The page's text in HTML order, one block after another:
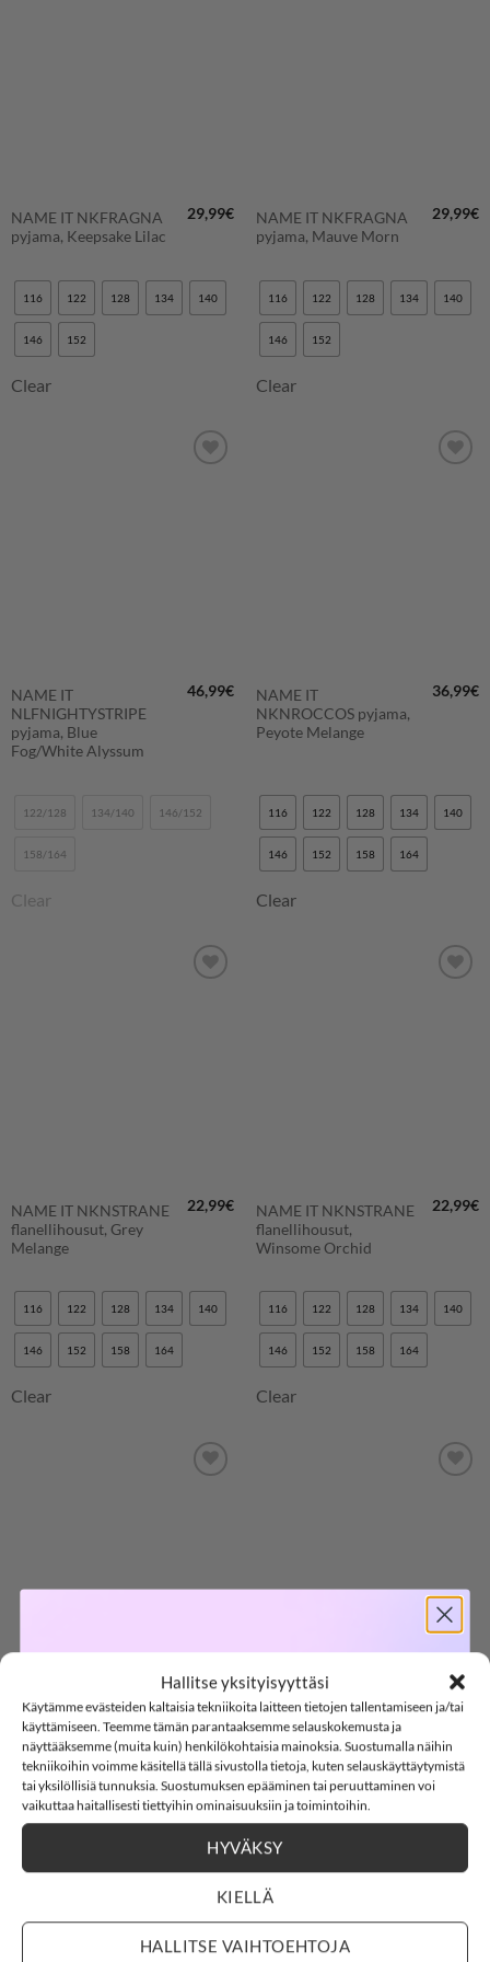
Hallitse yksityisyyttäsi
Käytämme evästeiden kaltaisia tekniikoita laitteen tietojen tallentamiseen ja/tai
käyttämiseen. Teemme tämän parantaaksemme selauskokemusta ja
näyttääksemme (muita kuin) henkilökohtaisia mainoksia. Suostumalla näihin
tekniikoihin voimme käsitellä tällä sivustolla tietoja, kuten selauskäyttäytymistä
tai yksilöllisiä tunnuksia. Suostumuksen epääminen tai peruuttaminen voi
vaikuttaa haitallisesti tiettyihin ominaisuuksiin ja toimintoihin.
HYVÄKSY
KIELLÄ
HALLITSE VAIHTOEHTOJA
NAME IT NKFRAGNA
pyjama, Keepsake Lilac
29,99€
116 122 128 134 140
146 152
Clear
NAME IT NKFRAGNA
pyjama, Mauve Morn
29,99€
116 122 128 134 140
146 152
Clear
NAME IT
NLFNIGHTYSTRIPE
pyjama, Blue
Fog/White Alyssum
46,99€
122/128 134/140 146/152
158/164
Clear
NAME IT
NKNROCCOS pyjama,
Peyote Melange
36,99€
116 122 128 134 140
146 152 158 164
Clear
NAME IT NKNSTRANE
flanellihousut, Grey
Melange
22,99€
116 122 128 134 140
146 152 158 164
Clear
NAME IT NKNSTRANE
flanellihousut,
Winsome Orchid
22,99€
116 122 128 134 140
146 152 158 164
Clear
NAME IT NKFRUTH
pyjamahousut,
Corsage/Bright White
20,99€
116 122 128 134 140
NAME IT NKFRUTH
pyjamapaita, Corsage
22,99
116 122/128
146/152
Clear
SOFTSHELL
-15%
15% ALENNUS KOODILLA:SOFTSHELL15
Countdown ends in:
02
days
15
hours
::32
32
minutes
:13
seconds